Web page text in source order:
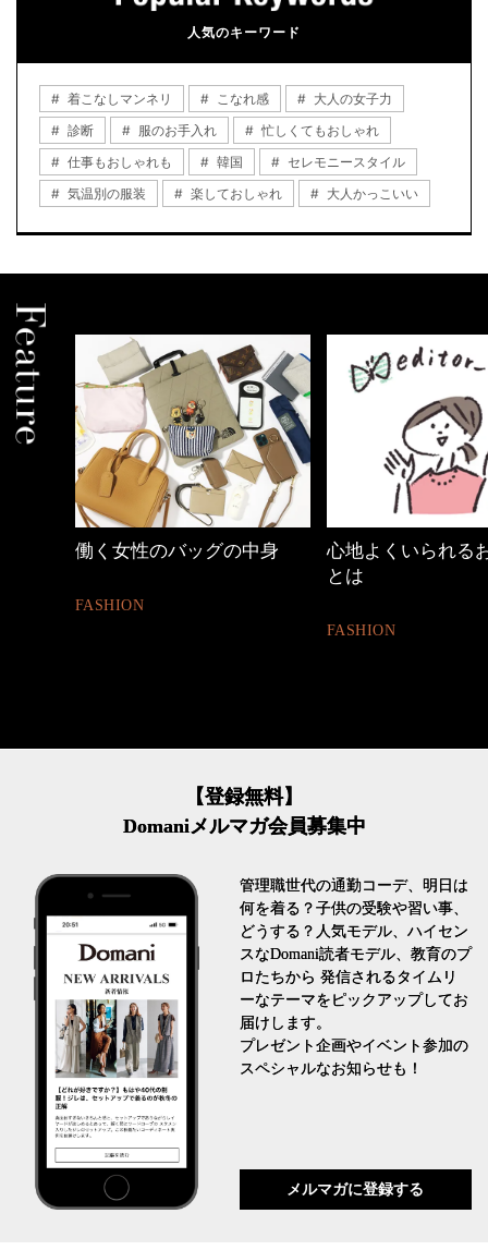
人気のキーワード
着こなしマンネリ こなれ感
大人の女子力
診断
服のお手入れ
忙しくてもおしゃれ
仕事もおしゃれも
韓国
セレモニースタイル
気温別の服装
楽しておしゃれ 大人かっこいい
働く女性のバッグの中身
FASHION
心地よくいられる
とは
FASHION
【登録無料】
Domaniメルマガ会員募集中
管理職世代の通勤コーデ、明日は
何を着る？子供の受験や習い事、
どうする？人気モデル、ハイセン
スなDomani読者モデル、教育のプ
ロたちから 発信されるタイムリ
ーなテーマをピックアップしてお
届けします。
プレゼント企画やイベント参加の
スペシャルなお知らせも！
メルマガに登録する